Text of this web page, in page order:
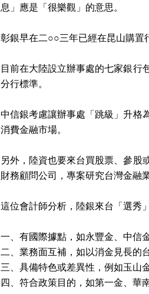
息」應是「很樂觀」的意思。
彰銀早在二○○三年已經在昆山購置
目前在大陸設立辦事處的七家銀行
分行標準。
中信銀考慮讓辦事處「跳級」升格
消費金融市場。
另外，陸資也要來台買股票、參股
財務顧問公司，專案研究台灣金融
這位會計師分析，陸銀來台「選秀
一、有國際據點，如永豐金、中信
二、業務面互補，如以消金見長的
三、具備特色或差異性，例如玉山
四、符合政策目的，如第一金、華